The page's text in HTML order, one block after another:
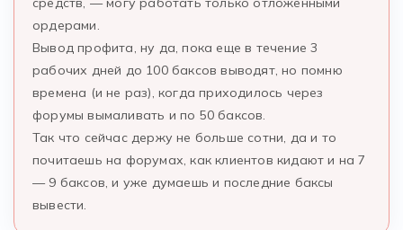
ордерами.
Вывод профита, ну да, пока еще в течение 3
рабочих дней до 100 баксов выводят, но помню
времена (и не раз), когда приходилось через
форумы вымаливать и по 50 баксов.
Так что сейчас держу не больше сотни, да и то
почитаешь на форумах, как клиентов кидают и на 7
— 9 баксов, и уже думаешь и последние баксы
вывести.